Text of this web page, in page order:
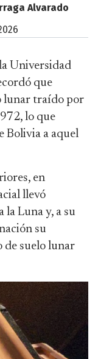
Alvarado
Universidad
que
lunar traído por
lo que
Bolivia a aquel
en
llevó
la Luna y, a su
su
de suelo lunar